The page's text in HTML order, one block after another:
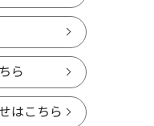
ら
はこちら